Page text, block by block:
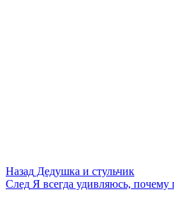
Назад Дедушка и стульчик
След Я всегда удивляюсь,